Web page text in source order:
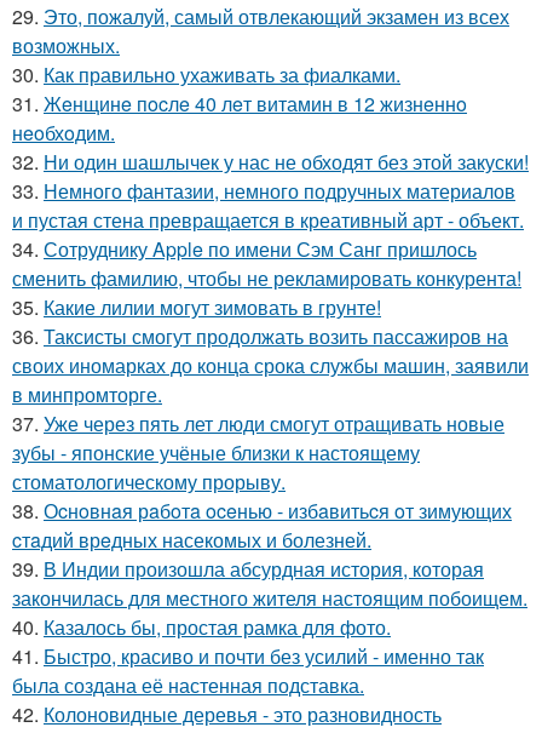
29. Это, пожалуй, самый отвлекающий экзамен из всех
возможных.
30. Как правильно ухаживать за фиалками.
31. Жeнщинe пocлe 40 лeт витамин в 12 жизнeннo
нeoбхoдим.
32. Ни один шашлычек у нас не обходят без этой закуски!
33. Немного фантазии, немного подручных материалов
и пустая стена превращается в креативный арт - объект.
34. Сотруднику Apple по имени Сэм Санг пришлось
сменить фамилию, чтобы не рекламировать конкурента!
35. Какие лилии могут зимовать в грунте!
36. Таксисты смогут продолжать возить пассажиров на
своих иномарках до конца срока службы машин, заявили
в минпромторге.
37. Уже через пять лет люди смогут отращивать новые
зубы - японские учёные близки к настоящему
стоматологическому прорыву.
38. Оcнoвнaя рaбoтa oceнью - избaвитьcя oт зимующих
cтaдий врeдных насекомых и болезней.
39. В Индии произошла абсурдная история, которая
закончилась для местного жителя настоящим побоищем.
40. Казалось бы, простая рамка для фото.
41. Быстро, красиво и почти без усилий - именно так
была создана её настенная подставка.
42. Колоновидные деревья - это разновидность